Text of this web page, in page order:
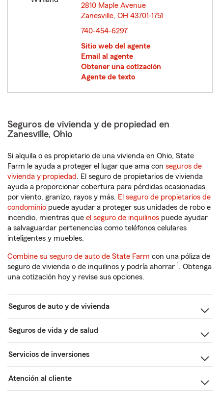
2810 Maple Avenue
Zanesville, OH 43701-1751
740-454-6297
Sitio web del agente
Email al agente
Obtener una cotización
Agente de texto
Seguros de vivienda y de propiedad en
Zanesville, Ohio
Si alquila o es propietario de una vivienda en Ohio, State
Farm le ayuda a proteger el lugar que ama con seguros de
vivienda y propiedad. El seguro de propietarios de vivienda
ayuda a proporcionar cobertura para pérdidas ocasionadas
por viento, granizo, rayos y más. El seguro de propietarios de
condominio puede ayudar a proteger sus unidades de robo e
incendio, mientras que el seguro de inquilinos puede ayudar
a salvaguardar pertenencias como teléfonos celulares
inteligentes y muebles.
Combine su seguro de auto de State Farm con una póliza de
seguro de vivienda o de inquilinos y podría ahorrar 1. Obtenga
una cotización hoy y revise sus opciones.
Seguros de auto y de vivienda
Seguros de vida y de salud
Servicios de inversiones
Atención al cliente